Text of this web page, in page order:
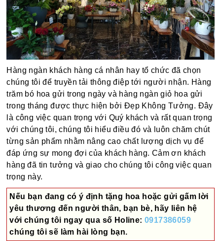
Hàng ngàn khách hàng cá nhân hay tổ chức đã chọn
chúng tôi để truyền tải thông điệp tới người nhận. Hàng
trăm bó hoa gửi trong ngày và hàng ngàn giỏ hoa gửi
trong tháng được thực hiện bởi Đẹp Không Tưởng. Đây
là công việc quan trọng với Quý khách và rất quan trọng
với chúng tôi, chúng tôi hiểu điều đó và luôn chăm chút
từng sản phẩm nhằm nâng cao chất lượng dịch vụ để
đáp ứng sự mong đợi của khách hàng. Cảm ơn khách
hàng đã tin tưởng và giao cho chúng tôi công việc quan
trọng này.
Nếu bạn đang có ý định tặng hoa hoặc gửi gấm lời
yêu thương đến người thân, bạn bè, hãy liên hệ
với chúng tôi ngay qua số Holine:0917386059
chúng tôi sẽ làm hài lòng bạn.